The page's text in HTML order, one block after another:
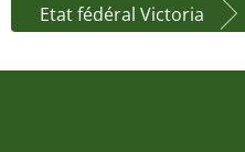
Etat fédéral Victoria